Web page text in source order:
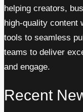
helping creators,
high-quality content
tools to seamless
teams to deliver
and engage.
Recent